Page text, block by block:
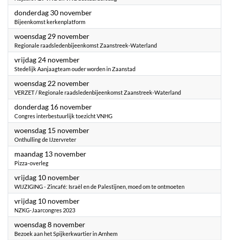
donderdag 30 november2023
Bijeenkomst kerkenplatform
woensdag 29 november2023
Regionale raadsledenbijeenkomst Zaanstreek-Waterland
vrijdag 24 november2023
Stedelijk Aanjaagteam ouder worden in Zaanstad
woensdag 22 november2023
VERZET / Regionale raadsledenbijeenkomst Zaanstreek-Waterland
donderdag 16 november2023
Congres interbestuurlijk toezicht VNHG
woensdag 15 november2023
Onthulling de IJzervreter
maandag 13 november2023
Pizza-overleg
vrijdag 10 november2023
WIJZIGING - Zincafé: Israël en de Palestijnen, moed om te ontmoeten
vrijdag 10 november2023
NZKG-Jaarcongres 2023
woensdag 8 november2023
Bezoek aan het Spijkerkwartier in Arnhem